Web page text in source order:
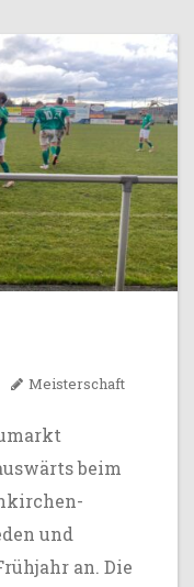
Meisterschaft
beim
und
an. Die